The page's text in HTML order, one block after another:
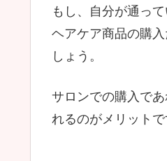
もし、自分が通っ
ヘアケア商品の購
しょう。
サロンでの購入で
れるのがメリットで